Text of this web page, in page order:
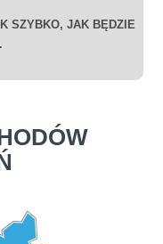
SZYBKO, JAK BĘDZIE